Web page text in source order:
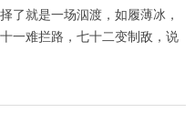
了就是一场泅渡，如履薄冰，
一难拦路，七十二变制敌，说